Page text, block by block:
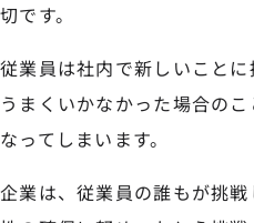
切です。
従業員は社内で新しいことに
うまくいかなかった場合の
なってしまいます。
企業は、従業員の誰もが挑